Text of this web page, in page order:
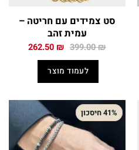
סט צמידים עם חריטה –
עמית זהב
399.00₪ המחיר
399.00 ₪.
262.50 ₪ המחיר
לעמוד מוצר
41% חיסכון